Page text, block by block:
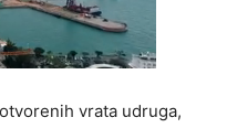
vrata udruga,